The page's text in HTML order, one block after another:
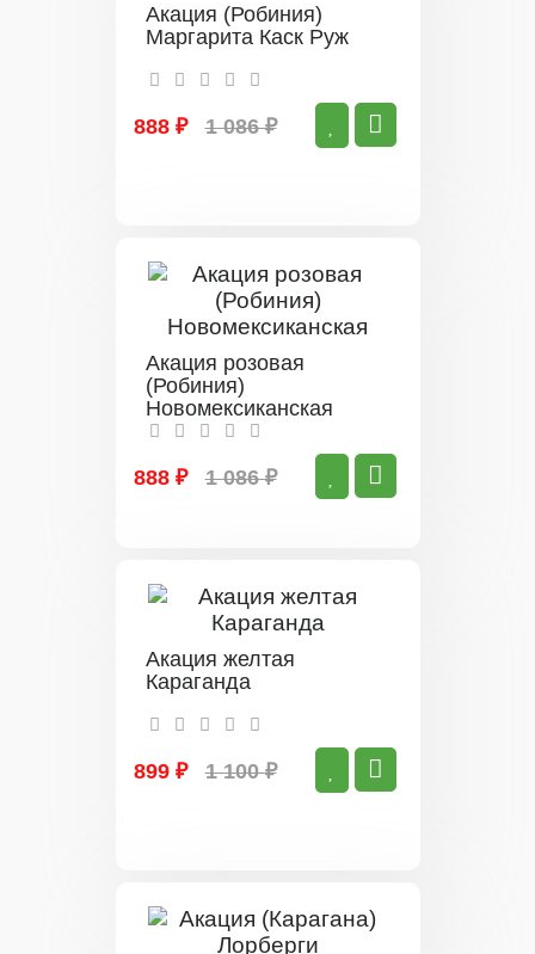
Акация (Робиния)
Маргарита Каск Руж
888 ₽ 1 086 ₽
Акация розовая
(Робиния)
Новомексиканская
888 ₽ 1 086 ₽
Акация желтая
Караганда
899 ₽ 1 100 ₽